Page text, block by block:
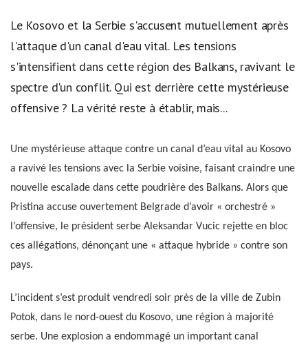
Le Kosovo et la Serbie s'accusent mutuellement après
l'attaque d'un canal d'eau vital. Les tensions
s'intensifient dans cette région des Balkans, ravivant le
spectre d'un conflit. Qui est derrière cette mystérieuse
offensive ? La vérité reste à établir, mais...
Une mystérieuse attaque contre un canal d’eau vital au Kosovo
a ravivé les tensions avec la Serbie voisine, faisant craindre une
nouvelle escalade dans cette poudrière des Balkans. Alors que
Pristina accuse ouvertement Belgrade d’avoir « orchestré »
l’offensive, le président serbe Aleksandar Vucic rejette en bloc
ces allégations, dénonçant une « attaque hybride » contre son
pays.
L’incident s’est produit vendredi soir près de la ville de Zubin
Potok, dans le nord-ouest du Kosovo, une région à majorité
serbe. Une explosion a endommagé un important canal